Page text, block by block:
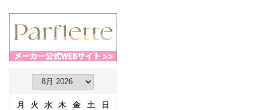
月 火 水 木 金 土
日